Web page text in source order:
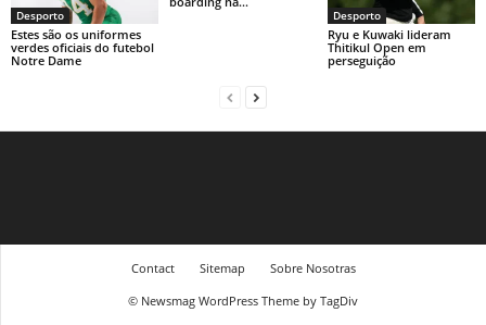
Desporto
Estes são os uniformes
verdes oficiais do futebol
Notre Dame
Desporto
Ryu e Kuwaki lideram
Thitikul Open em
perseguição
Contact Sitemap
Sobre Nosotras
© Newsmag WordPress Theme by TagDiv